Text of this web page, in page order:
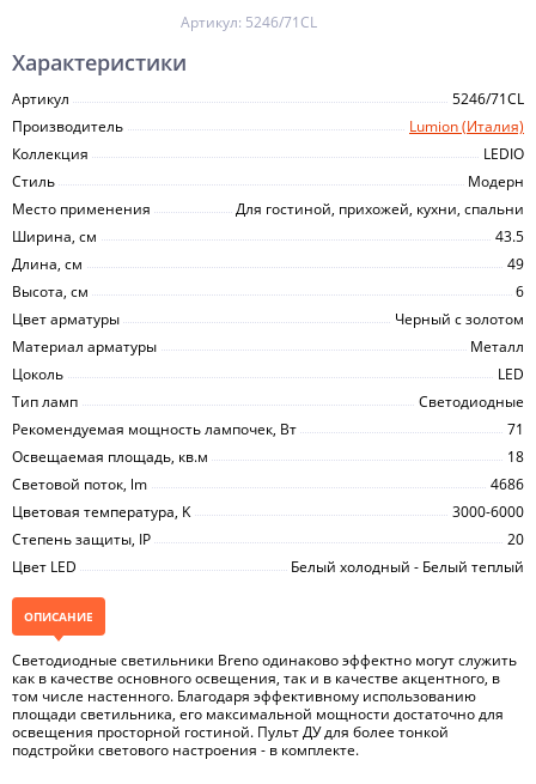
Артикул: 5246/71CL
Характеристики
Артикул
5246/71CL
Производитель
Lumion (Италия)
Коллекция
LEDIO
Стиль
Модерн
Место применения
Для гостиной, прихожей, кухни, спальни
Ширина, см
43.5
Длина, см
49
Высота, см
6
Цвет арматуры
Черный с золотом
Материал арматуры
Металл
Цоколь
LED
Тип ламп
Светодиодные
Рекомендуемая мощность лампочек, Вт
71
Освещаемая площадь, кв.м
18
Световой поток, lm
4686
Цветовая температура, K
3000-6000
Степень защиты, IP
20
Цвет LED
Белый холодный - Белый теплый
ОПИСАНИЕ
Светодиодные светильники Breno одинаково эффектно могут служить
как в качестве основного освещения, так и в качестве акцентного, в
том числе настенного. Благодаря эффективному использованию
площади светильника, его максимальной мощности достаточно для
освещения просторной гостиной. Пульт ДУ для более тонкой
подстройки светового настроения - в комплекте.